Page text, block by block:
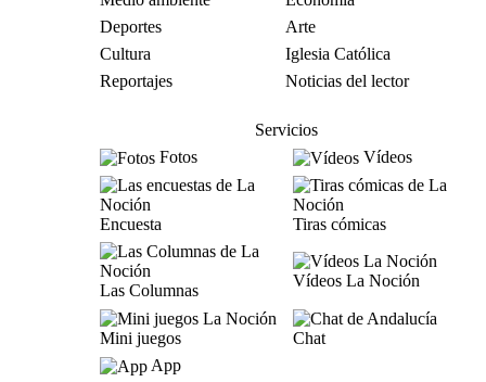
Deportes
Arte
Cultura
Iglesia Católica
Reportajes
Noticias del lector
Servicios
Fotos
Vídeos
Encuesta Tiras cómicas
Las Columnas
Vídeos La Noción
Mini juegos
Chat
App